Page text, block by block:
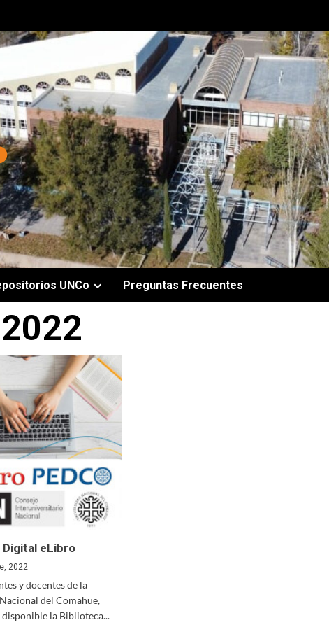
UNCo Preguntas Frecuentes
eLibro
2022
y docentes de la
del Comahue,
disponible la Biblioteca...